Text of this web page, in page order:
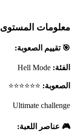
معلومات المستوى
🎯 تقييم الصعوبة:
الفئة: Hell Mode
الصعوبة: ⭐⭐⭐⭐⭐⭐
Ultimate challenge
🎮 عناصر اللعبة: